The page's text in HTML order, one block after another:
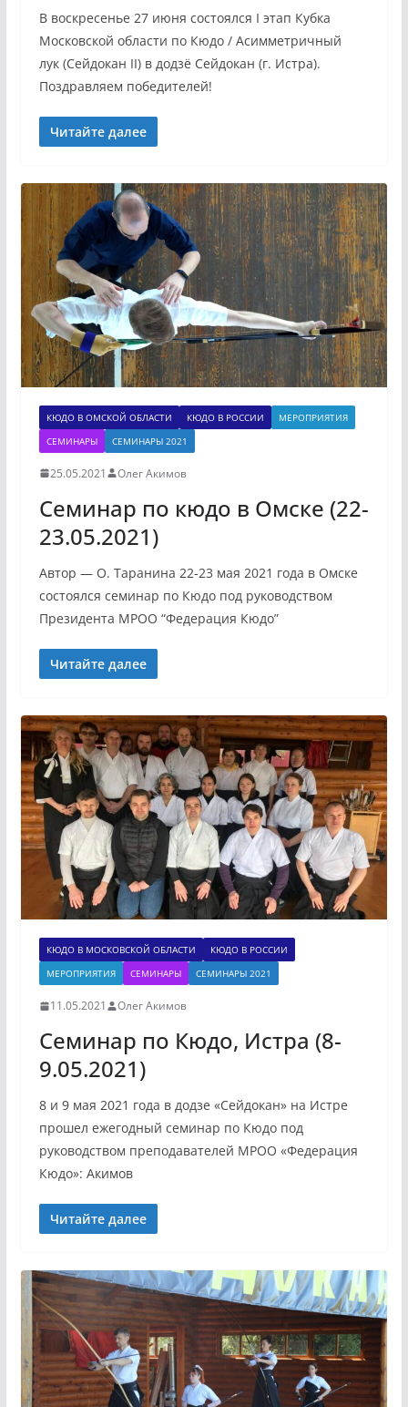
В воскресенье 27 июня состоялся I этап Кубка
Московской области по Кюдо / Асимметричный
лук (Сейдокан II) в додзё Сейдокан (г. Истра).
Поздравляем победителей!
Читайте далее
КЮДО В ОМСКОЙ ОБЛАСТИ КЮДО В РОССИИ
МЕРОПРИЯТИЯ
СЕМИНАРЫ
СЕМИНАРЫ 2021
25.05.2021 Олег Акимов
Семинар по кюдо в Омске (22-
23.05.2021)
Автор — О. Таранина 22-23 мая 2021 года в Омске
состоялся семинар по Кюдо под руководством
Президента МРОО “Федерация Кюдо”
Читайте далее
КЮДО В МОСКОВСКОЙ ОБЛАСТИ
КЮДО В РОССИИ
МЕРОПРИЯТИЯ
СЕМИНАРЫ СЕМИНАРЫ 2021
11.05.2021 Олег Акимов
Семинар по Кюдо, Истра (8-
9.05.2021)
8 и 9 мая 2021 года в додзе «Сейдокан» на Истре
прошел ежегодный семинар по Кюдо под
руководством преподавателей МРОО «Федерация
Кюдо»: Акимов
Читайте далее